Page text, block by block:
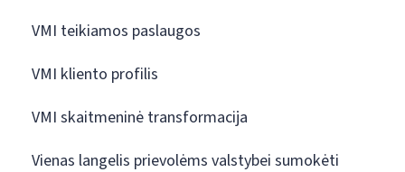
VMI teikiamos paslaugos
VMI kliento profilis
VMI skaitmeninė transformacija
Vienas langelis prievolėms valstybei sumokėti